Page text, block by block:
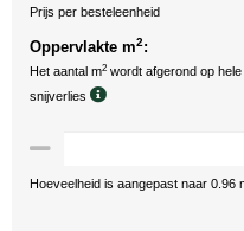
Prijs per besteleenheid
Oppervlakte m2:
Het aantal m2 wordt afgerond op
snijverlies
Hoeveelheid is aangepast naar 0.96